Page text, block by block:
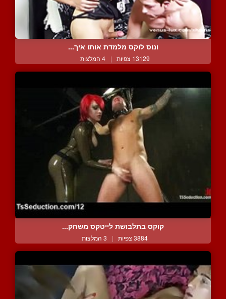
ונוס לוקס מלמדת אותו איך...
13129 צפיות | 4 המלצות
קוקס בתלבושת לייטקס משחק...
3884 צפיות | 3 המלצות